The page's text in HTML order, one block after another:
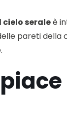
cielo seraleè
pareti